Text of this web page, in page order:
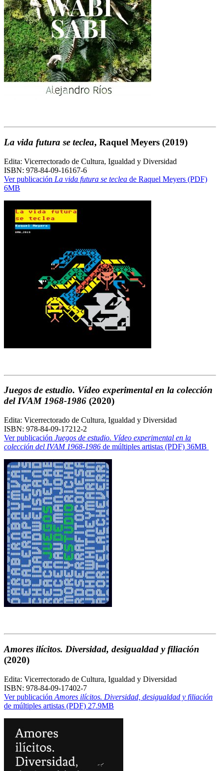
La vida futura se teclea, Raquel Meyers (2019)
Edita: Vicerrectorado de Cultura, Igualdad y Diversidad
ISBN: 978-84-09-16167-6
Ver publicación La vida futura se teclea de Raquel Meyers (PDF)
6MB
Juegos de estudio. Vídeo experimental en la colección
del IVAM 1968-1986 (2020)
Edita: Vicerrectorado de Cultura, Igualdad y Diversidad
ISBN: 978-84-09-17212-2
Ver publicación Juegos de estudio. Vídeo experimental en la
colección del IVAM 1968-1986 de múltiples artistas (PDF) 36MB
Amores ilícitos. Diversidad, desigualdad y filiación
(2020)
Edita: Vicerrectorado de Cultura, Igualdad y Diversidad
ISBN: 978-84-09-17402-7
Ver publicación Amores ilícitos. Diversidad, desigualdad y filiación
de múltiples artistas (PDF) 27.9MB